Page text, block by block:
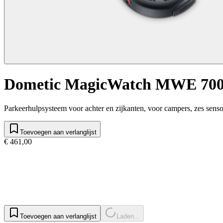
Dometic MagicWatch MWE
Parkeerhulpsysteem voor achter en zijkanten, voor campers, zes
Toevoegen aan verlanglijst
€ 461,00
Toevoegen aan verlanglijst Laden...